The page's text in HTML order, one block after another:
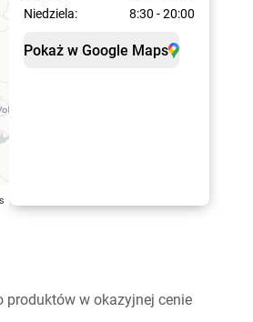
Niedziela:
8:30 - 20:00
Pokaż w Google Maps
produktów w okazyjnej cenie